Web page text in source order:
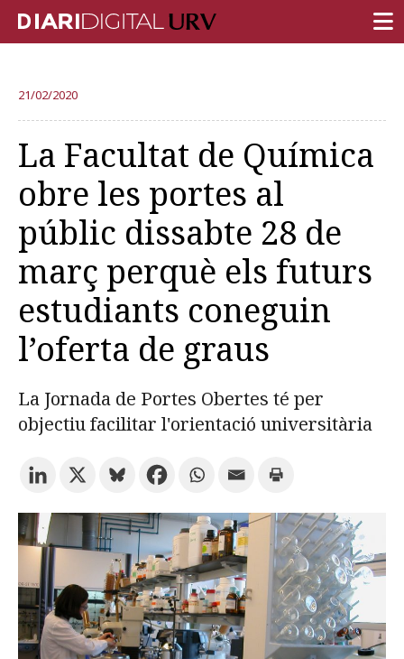
RECERCA
DOCÈNCIA
INSTITUCIÓ
VIDA AL CAMPUS
COMUNITAT URV
REPORTATGES
Més categories
Subscriu-te als butlletins de la URV Agenda
CATALÀ ESPAÑOL ENGLISH
21/02/2020
La Facultat de Química
obre les portes al
públic dissabte 28 de
març perquè els futurs
estudiants coneguin
l’oferta de graus
La Jornada de Portes Obertes té per
objectiu facilitar l'orientació universitària